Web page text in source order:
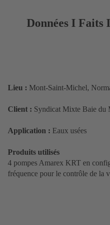
Données I Faits
Lieu : Mont-Saint-Michel,
Client : Syndicat Mixte Baie du
Application : Eaux usées
Produits utilisés
4 pompes Amarex KRT en
fréquence pour le contrôle de la